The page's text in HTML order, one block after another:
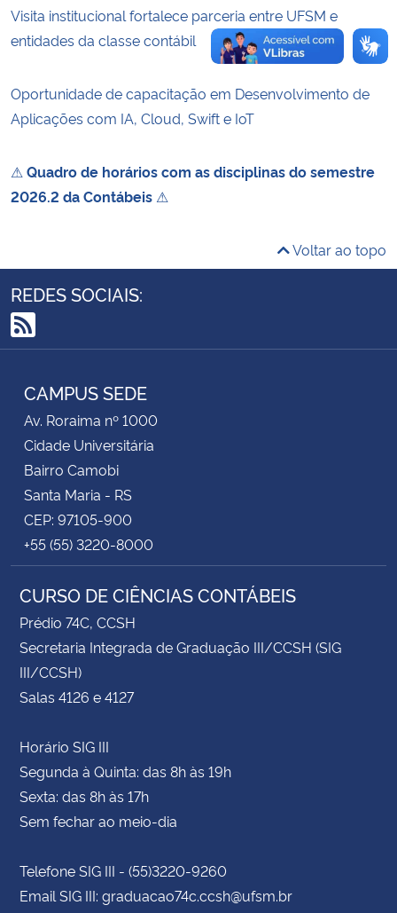
Visita institucional fortalece parceria entre UFSM e
entidades da classe contábil
Oportunidade de capacitação em Desenvolvimento de
Aplicações com IA, Cloud, Swift e IoT
⚠ Quadro de horários com as disciplinas do semestre
2026.2 da Contábeis ⚠
Voltar ao topo
REDES SOCIAIS:
RSS
CAMPUS SEDE
Av. Roraima nº 1000
Cidade Universitária
Bairro Camobi
Santa Maria - RS
CEP: 97105-900
+55 (55) 3220-8000
CURSO DE CIÊNCIAS CONTÁBEIS
Prédio 74C, CCSH
Secretaria Integrada de Graduação III/CCSH (SIG
III/CCSH)
Salas 4126 e 4127
Horário SIG III
Segunda à Quinta: das 8h às 19h
Sexta: das 8h às 17h
Sem fechar ao meio-dia
Telefone SIG III - (55)3220-9260
Email SIG III: graduacao74c.ccsh@ufsm.br